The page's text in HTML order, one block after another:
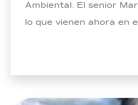
Ambiental. El senior
lo que vienen ahora en